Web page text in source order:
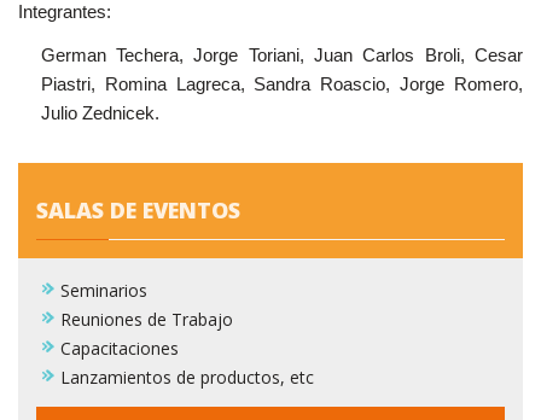
Integrantes:
German Techera, Jorge Toriani, Juan Carlos Broli, Cesar
Piastri, Romina Lagreca, Sandra Roascio, Jorge Romero,
Julio Zednicek.
SALAS DE EVENTOS
Seminarios
Reuniones de Trabajo
Capacitaciones
Lanzamientos de productos, etc